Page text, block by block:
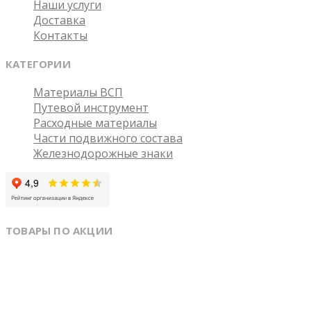
Наши услуги
Доставка
Контакты
КАТЕГОРИИ
Материалы ВСП
Путевой инструмент
Расходные материалы
Части подвижного состава
Железнодорожные знаки
ТОВАРЫ ПО АКЦИИ